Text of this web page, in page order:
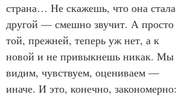
страна… Не скажешь, что она стала
другой — смешно звучит. А просто
той, прежней, теперь уж нет, а к
новой и не привыкнешь никак. Мы
видим, чувствуем, оцениваем —
иначе. И это, конечно, закономерно: